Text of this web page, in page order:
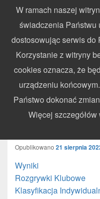
Profesjonalny elektroniczny
for:
Mistrzostwa
II Runda –
Opublikowano 21 sierpnia
Wyniki
Rozgrywki Klubowe
Klasyfikacja
W ramach naszej
świadczenia Państwu
dostosowując serwis do
Korzystanie z witryny
cookies oznacza, że
urządzeniu
Państwo dokonać
Więcej